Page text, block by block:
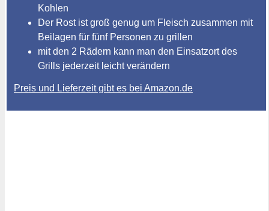
Kohlen
Der Rost ist groß genug um Fleisch zusammen mit
Beilagen für fünf Personen zu grillen
mit den 2 Rädern kann man den Einsatzort des
Grills jederzeit leicht verändern
Preis und Lieferzeit gibt es bei Amazon.de